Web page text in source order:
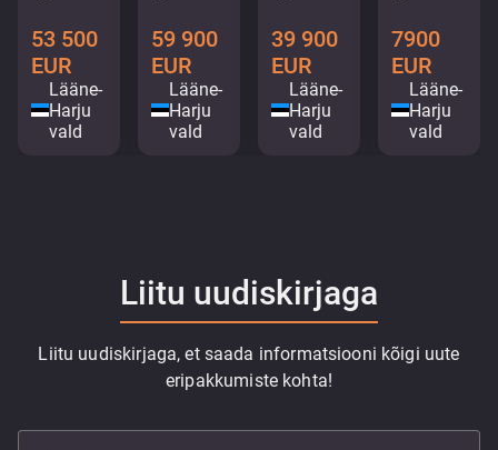
53 500
EUR
Lääne-
Harju
vald
59 900
EUR
Lääne-
Harju
vald
39 900
EUR
Lääne-
Harju
vald
7900
EUR
Lääne-
Harju
vald
Liitu uudiskirjaga
Liitu uudiskirjaga, et saada informatsiooni kõigi uute
eripakkumiste kohta!